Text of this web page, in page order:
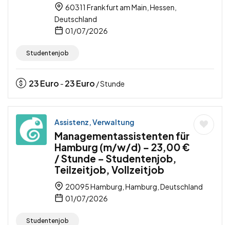
60311 Frankfurt am Main, Hessen,
Deutschland
01/07/2026
Studentenjob
23Euro - 23Euro / Stunde
Assistenz, Verwaltung
Managementassistenten für
Hamburg (m/w/d) – 23,00 €
/ Stunde – Studentenjob,
Teilzeitjob, Vollzeitjob
20095 Hamburg, Hamburg, Deutschland
01/07/2026
Studentenjob